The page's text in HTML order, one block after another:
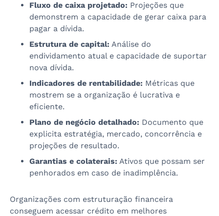
Fluxo de caixa projetado: Projeções que
demonstrem a capacidade de gerar caixa para
pagar a dívida.
Estrutura de capital: Análise do
endividamento atual e capacidade de suportar
nova dívida.
Indicadores de rentabilidade: Métricas que
mostrem se a organização é lucrativa e
eficiente.
Plano de negócio detalhado: Documento que
explicita estratégia, mercado, concorrência e
projeções de resultado.
Garantias e colaterais: Ativos que possam ser
penhorados em caso de inadimplência.
Organizações com estruturação financeira
conseguem acessar crédito em melhores